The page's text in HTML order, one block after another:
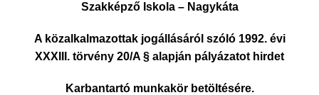
Szakképző Iskola – Nagykáta
A közalkalmazottak jogállásáról szóló 1992. évi
XXXIII. törvény 20/A § alapján pályázatot hirdet
Karbantartó munkakör betöltésére.